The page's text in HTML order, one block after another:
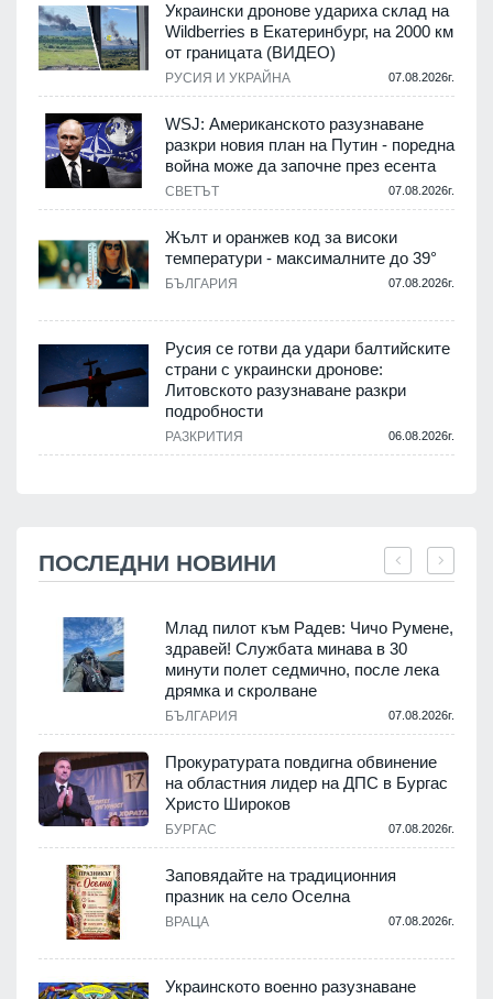
Украински дронове удариха склад на
Wildberries в Екатеринбург, на 2000 км
от границата (ВИДЕО)
РУСИЯ И УКРАЙНА 07.08.2026г.
WSJ: Американското разузнаване
разкри новия план на Путин - поредна
война може да започне през есента
СВЕТЪТ 07.08.2026г.
Жълт и оранжев код за високи
температури - максималните до 39°
БЪЛГАРИЯ 07.08.2026г.
Русия се готви да удари балтийските
страни с украински дронове:
Литовското разузнаване разкри
подробности
РАЗКРИТИЯ 06.08.2026г.
ПОСЛЕДНИ НОВИНИ
Млад пилот към Радев: Чичо Румене,
здравей! Службата минава в 30
минути полет седмично, после лека
дрямка и скролване
БЪЛГАРИЯ 07.08.2026г.
Прокуратурата повдигна обвинение
на областния лидер на ДПС в Бургас
Христо Широков
БУРГАС 07.08.2026г.
Заповядайте на традиционния
празник на село Оселна
ВРАЦА 07.08.2026г.
Украинското военно разузнаване